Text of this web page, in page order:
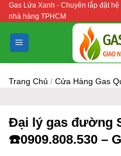
Bỏ
qua
nội
dung
Gas Lửa Xanh - Chuyên lắp đặt
nhà hàng TPHCM
Trang Chủ / Cửa Hàng Gas
Đại lý gas đường
☎️0909.808.530 –